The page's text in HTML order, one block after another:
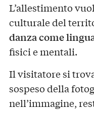
L’allestimento
culturale del
danza come
fisici e mentali.
Il visitatore si
sospeso della
nell’immagine,